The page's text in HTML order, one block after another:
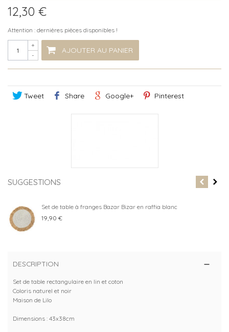
12,30 €
Attention : dernières pièces disponibles !
-
+
AJOUTER AU PANIER
Tweet Share Google+ Pinterest
SUGGESTIONS
Set de table à franges Bazar Bizar en raffia blanc
19,90 €
DESCRIPTION
Set de table rectangulaire en lin et coton
Coloris naturel et noir
Maison de Lilo
Dimensions : 43x38cm